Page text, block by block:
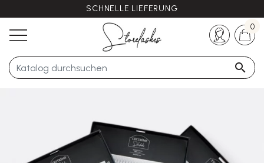
SCHNELLE LIEFERUNG
Haben Sie noch Fragen? +33 (0)5 57 21 62 94

0